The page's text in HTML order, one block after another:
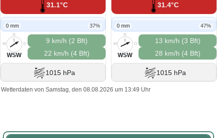
31.1°C
0 mm 37%
N
O
S
W
WSW
9 km/h (2 Bft)
22 km/h (4 Bft)
1015 hPa
31.4°C
0 mm 47%
N
O
S
W
WSW
13 km/h (3 Bft)
28 km/h (4 Bft)
1015 hPa
Wetterdaten von Samstag, den 08.08.2026 um 13:49 Uhr